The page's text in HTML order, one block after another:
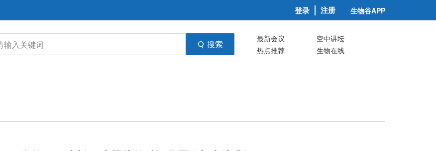
登录 注册 生物谷APP
搜索 最新会议
空中讲坛
热点推荐
生物在线